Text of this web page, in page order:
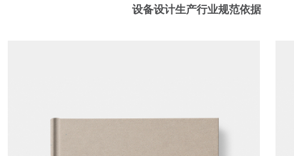
设备设计生产行业规范依据